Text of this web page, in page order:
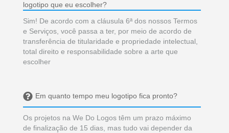
logotipo que eu escolher?
Sim! De acordo com a cláusula 6ª dos nossos Termos
e Serviços, você passa a ter, por meio de acordo de
transferência de titularidade e propriedade intelectual,
total direito e responsabilidade sobre a arte que
escolher
Em quanto tempo meu logotipo fica pronto?
Os projetos na We Do Logos têm um prazo máximo
de finalização de 15 dias, mas tudo vai depender da